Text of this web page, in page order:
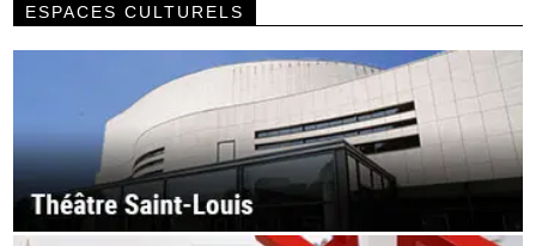
ESPACES CULTURELS